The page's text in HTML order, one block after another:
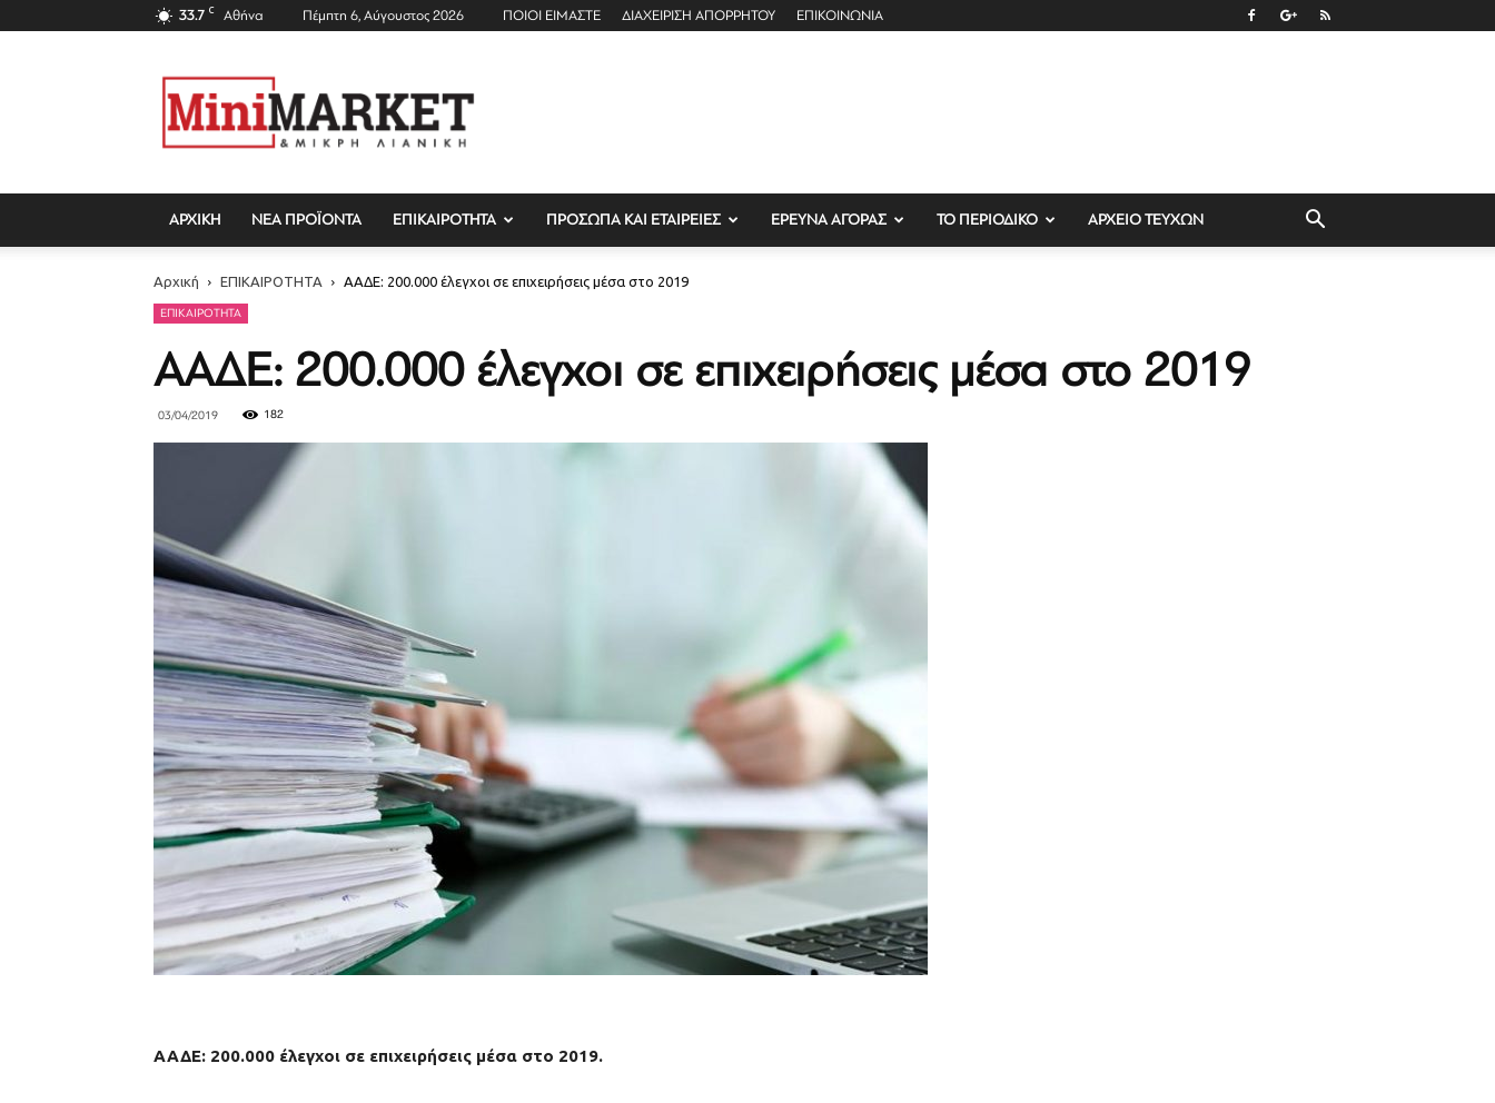
33.7 C Αθήνα Πέμπτη 6, Αύγουστος 2026 ΠΟΙΟΙ ΕΙΜΑΣΤΕ ΔΙΑΧΕΙΡΙΣΗ ΑΠΟΡΡΗΤΟΥ ΕΠΙΚΟΙΝΩΝΙΑ
Mini
Market
Magazine
ΑΡΧΙΚΗ ΝΕΑ ΠΡΟΪΟΝΤΑ ΕΠΙΚΑΙΡΟΤΗΤΑ ΠΡΟΣΩΠΑ ΚΑΙ ΕΤΑΙΡΕΙΕΣ ΕΡΕΥΝΑ ΑΓΟΡΑΣ ΤΟ ΠΕΡΙΟΔΙΚΟ ΑΡΧΕΙΟ ΤΕΥΧΩΝ
Αρχική ΕΠΙΚΑΙΡΟΤΗΤΑ ΑΑΔΕ: 200.000 έλεγχοι σε επιχειρήσεις μέσα στο 2019
ΕΠΙΚΑΙΡΟΤΗΤΑ
ΑΑΔΕ: 200.000 έλεγχοι σε επιχειρήσεις μέσα στο 2019
03/04/2019 182
ΑΑΔΕ: 200.000 έλεγχοι σε επιχειρήσεις μέσα στο 2019.